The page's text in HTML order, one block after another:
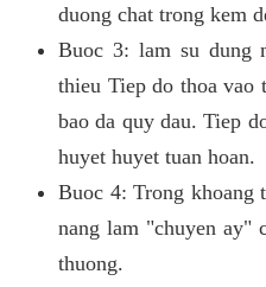
duong chat trong kem
Buoc 3: lam su dung
thieu Tiep do thoa vao
bao da quy dau. Tiep
huyet huyet tuan hoan.
Buoc 4: Trong khoang
nang lam "chuyen ay"
thuong.